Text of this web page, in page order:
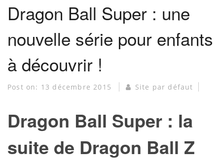
Dragon Ball Super : une
nouvelle série pour enfants
à découvrir !
Post on: 13 décembre 2015 Site par défaut
Dragon Ball Super : la
suite de Dragon Ball Z